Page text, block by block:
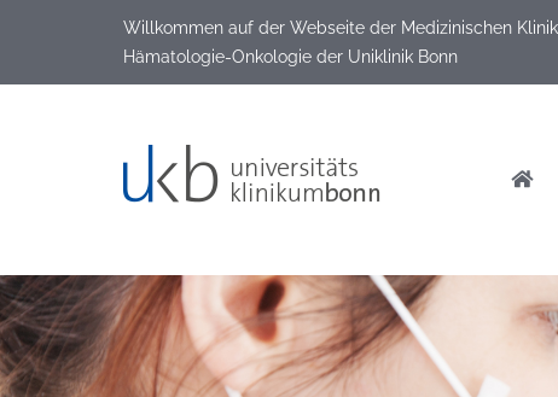
Willkommen auf der Webseite der Medizinischen
Hämatologie-Onkologie der Uniklinik Bonn